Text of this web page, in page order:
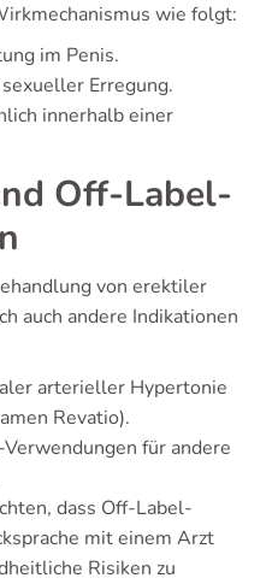
wie folgt:
im Penis.
Erregung.
innerhalb einer
Off-Label-
von erektiler
auch andere Indikationen
arterieller Hypertonie
Revatio).
für andere
dass Off-Label-
mit einem Arzt
Risiken zu